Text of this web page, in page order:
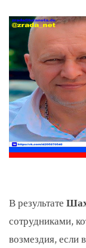
В результате
сотрудниками,
возмездия, если